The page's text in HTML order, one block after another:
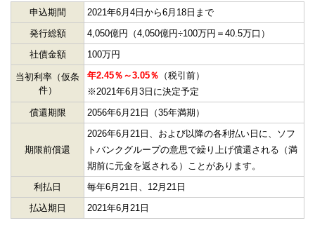
申込期間
2021年6月4日から6月18日まで
発行総額
4,050億円（4,050億円÷100万円＝40.5万口）
社債金額
100万円
当初利率（仮条
件）
年2.45％～3.05％ （税引前）
※2021年6月3日に決定予定
償還期限
2056年6月21日（35年満期）
期限前償還
2026年6月21日、および以降の各利払い日に、ソフ
トバンクグループの意思で繰り上げ償還される（満
期前に元金を返される）ことがあります。
利払日
毎年6月21日、12月21日
払込期日
2021年6月21日